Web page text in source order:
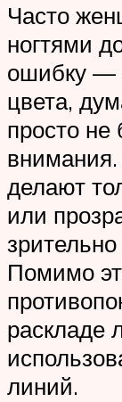
Часто
ногтями
ошибку —
цвета,
просто не
делают
или
Помимо
раскладе
линий.